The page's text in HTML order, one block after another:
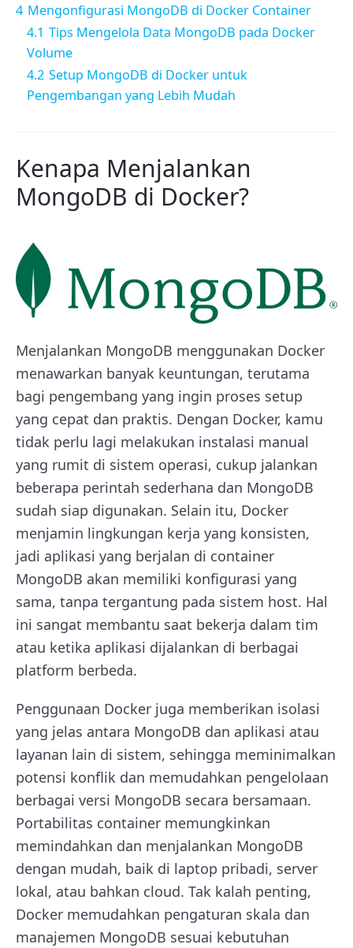
4 Mengonfigurasi MongoDB di Docker Container
4.1 Tips Mengelola Data MongoDB pada Docker
Volume
4.2 Setup MongoDB di Docker untuk
Pengembangan yang Lebih Mudah
Kenapa Menjalankan
MongoDB di Docker?
Menjalankan MongoDB menggunakan Docker
menawarkan banyak keuntungan, terutama
bagi pengembang yang ingin proses setup
yang cepat dan praktis. Dengan Docker, kamu
tidak perlu lagi melakukan instalasi manual
yang rumit di sistem operasi, cukup jalankan
beberapa perintah sederhana dan MongoDB
sudah siap digunakan. Selain itu, Docker
menjamin lingkungan kerja yang konsisten,
jadi aplikasi yang berjalan di container
MongoDB akan memiliki konfigurasi yang
sama, tanpa tergantung pada sistem host. Hal
ini sangat membantu saat bekerja dalam tim
atau ketika aplikasi dijalankan di berbagai
platform berbeda.
Penggunaan Docker juga memberikan isolasi
yang jelas antara MongoDB dan aplikasi atau
layanan lain di sistem, sehingga meminimalkan
potensi konflik dan memudahkan pengelolaan
berbagai versi MongoDB secara bersamaan.
Portabilitas container memungkinkan
memindahkan dan menjalankan MongoDB
dengan mudah, baik di laptop pribadi, server
lokal, atau bahkan cloud. Tak kalah penting,
Docker memudahkan pengaturan skala dan
manajemen MongoDB sesuai kebutuhan